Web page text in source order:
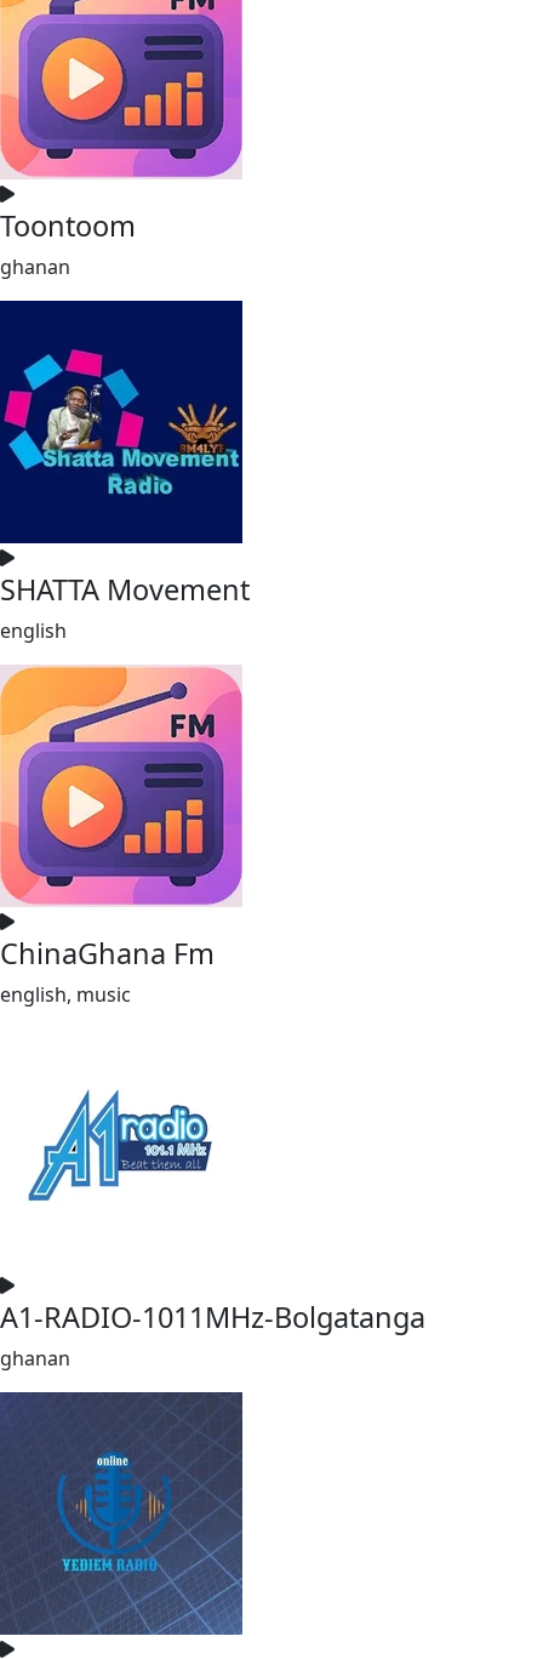
Toontoom
ghanan
SHATTA Movement
english
ChinaGhana Fm
english, music
A1-RADIO-1011MHz-Bolgatanga
ghanan